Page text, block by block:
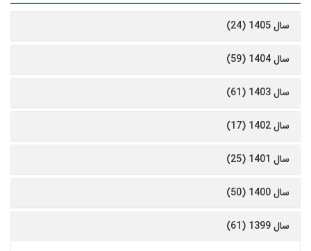
سال 1405 (24)
سال 1404 (59)
سال 1403 (61)
سال 1402 (17)
سال 1401 (25)
سال 1400 (50)
سال 1399 (61)